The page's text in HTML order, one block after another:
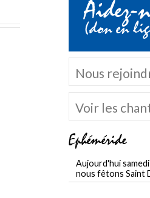
Aidez-
(don en
Nous
Voir les
Ephéméride
Aujourd'hui
nous fêtons Saint